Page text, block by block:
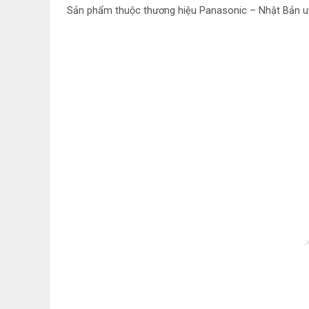
Sản phẩm thuộc thương hiệu Panasonic – Nhật Bản